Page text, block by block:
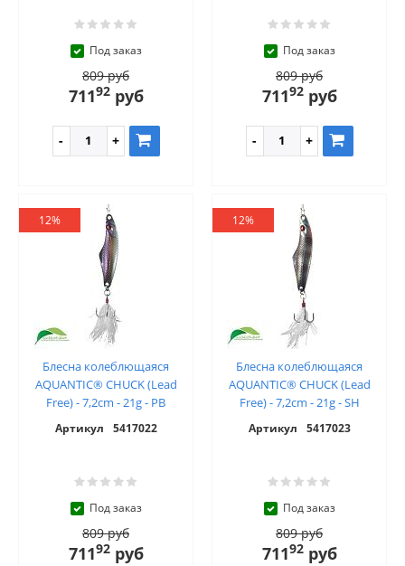
Под заказ
809 руб
71192руб
Под заказ
809 руб
71192руб
12%
Блесна колеблющаяся
AQUANTIC® CHUCK (Lead
Free) - 7,2cm - 21g - PB
Артикул 5417022
Под заказ
809 руб
71192руб
12%
Блесна колеблющаяся
AQUANTIC® CHUCK (Lead
Free) - 7,2cm - 21g - SH
Артикул 5417023
Под заказ
809 руб
71192руб